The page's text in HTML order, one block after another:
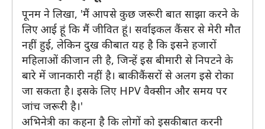
पूनम ने लिखा, 'मैं आपसे कुछ जरूरी बात साझा करने के
लिए आई हूं कि मैं जीवित हूं। सर्वाइकल कैंसर से मेरी मौत
नहीं हुई, लेकिन दुख की बात यह है कि इसने हजारों
महिलाओं की जान ली है, जिन्हें इस बीमारी से निपटने के
बारे में जानकारी नहीं है। बाकी कैंसरों से अलग इसे रोका
जा सकता है। इसके लिए HPV वैक्सीन और समय पर
जांच जरूरी है।'
अभिनेत्री का कहना है कि लोगों को इसकी बात करनी